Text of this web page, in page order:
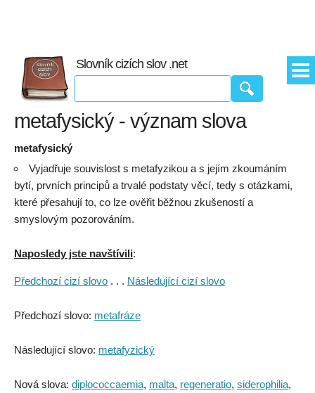
Slovník cizích slov .net
metafysický - význam slova
metafysický
Vyjadřuje souvislost s metafyzikou a s jejím zkoumáním
bytí, prvních principů a trvalé podstaty věcí, tedy s otázkami,
které přesahují to, co lze ověřit běžnou zkušeností a
smyslovým pozorováním.
Naposledy jste navštívili:
Předchozí cizí slovo . . . Následující cizí slovo
Předchozí slovo: metafráze
Následující slovo: metafyzický
Nová slova: diplococcaemia, malta, regeneratio, siderophilia,